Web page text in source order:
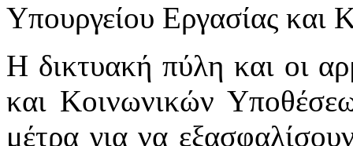
Υπουργείου Εργασίας και
Η δικτυακή πύλη και οι
και Κοινωνικών
μέτρα για να